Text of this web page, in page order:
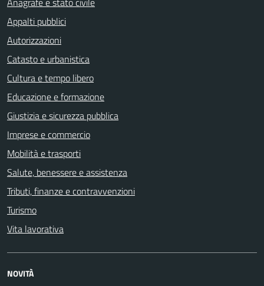
Appalti pubblici
Autorizzazioni
Catasto e urbanistica
Cultura e tempo libero
Educazione e formazione
Giustizia e sicurezza pubblica
Imprese e commercio
Mobilità e trasporti
Salute, benessere e assistenza
Tributi, finanze e contravvenzioni
Turismo
Vita lavorativa
NOVITÀ